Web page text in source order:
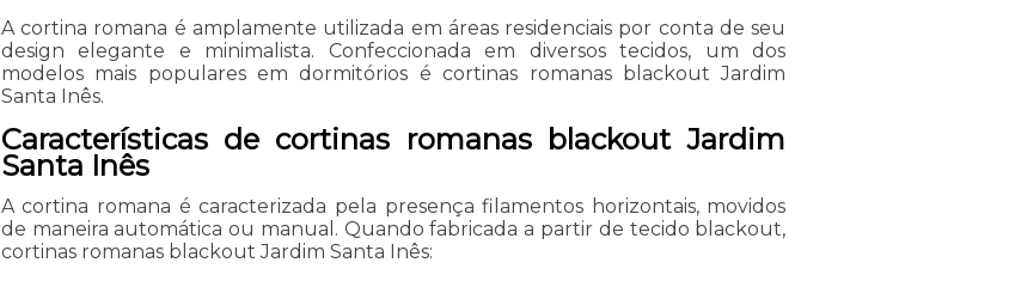
A cortina romana é amplamente utilizada em áreas residenciais por conta de seu
design elegante e minimalista. Confeccionada em diversos tecidos, um dos
modelos mais populares em dormitórios é cortinas romanas blackout Jardim
Santa Inês.
Características de cortinas romanas blackout Jardim
Santa Inês
A cortina romana é caracterizada pela presença filamentos horizontais, movidos
de maneira automática ou manual. Quando fabricada a partir de tecido blackout,
cortinas romanas blackout Jardim Santa Inês: